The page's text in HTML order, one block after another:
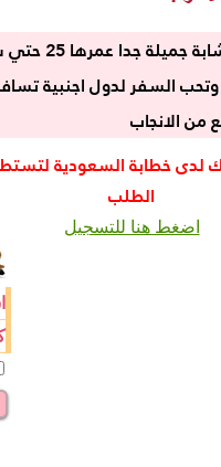
وتحب السفر لدول اجنبية
من الانجاب
لدى خطابة السعودية
الطلب
اضغط هنا للتسجيل